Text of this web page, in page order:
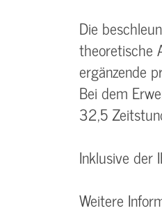
Die
theoretische
ergänzende
Bei dem
32,5
Inklusive der
Weitere